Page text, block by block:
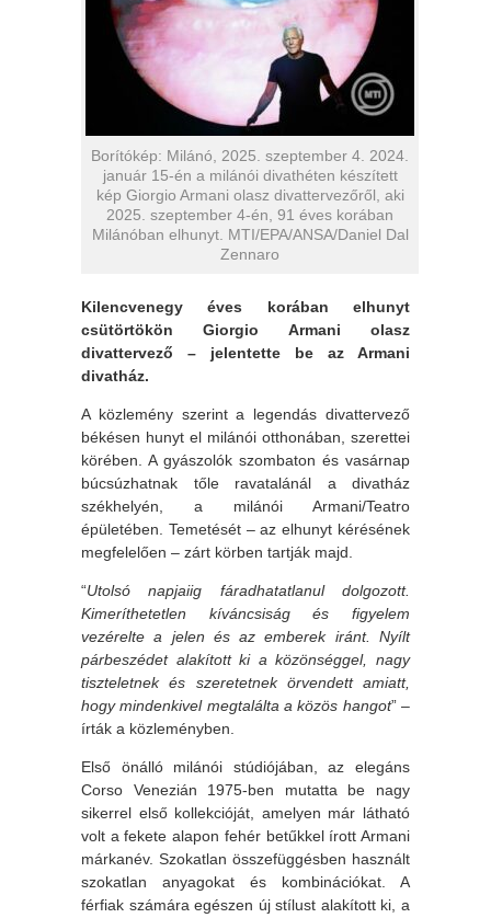
Borítókép: Milánó, 2025. szeptember 4. 2024.
január 15-én a milánói divathéten készített
kép Giorgio Armani olasz divattervezőről, aki
2025. szeptember 4-én, 91 éves korában
Milánóban elhunyt. MTI/EPA/ANSA/Daniel Dal
Zennaro
Kilencvenegy éves korában elhunyt
csütörtökön Giorgio Armani olasz
divattervező – jelentette be az Armani
divatház.
A közlemény szerint a legendás divattervező
békésen hunyt el milánói otthonában, szerettei
körében. A gyászolók szombaton és vasárnap
búcsúzhatnak tőle ravatalánál a divatház
székhelyén, a milánói Armani/Teatro
épületében. Temetését – az elhunyt kérésének
megfelelően – zárt körben tartják majd.
“Utolsó napjaiig fáradhatatlanul dolgozott.
Kimeríthetetlen kíváncsiság és figyelem
vezérelte a jelen és az emberek iránt. Nyílt
párbeszédet alakított ki a közönséggel, nagy
tiszteletnek és szeretetnek örvendett amiatt,
hogy mindenkivel megtalálta a közös hangot” –
írták a közleményben.
Első önálló milánói stúdiójában, az elegáns
Corso Venezián 1975-ben mutatta be nagy
sikerrel első kollekcióját, amelyen már látható
volt a fekete alapon fehér betűkkel írott Armani
márkanév. Szokatlan összefüggésben használt
szokatlan anyagokat és kombinációkat. A
férfiak számára egészen új stílust alakított ki, a